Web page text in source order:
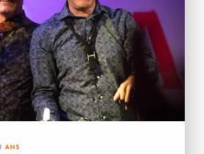
ANS